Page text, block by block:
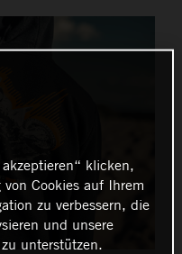
klicken,
Cookies auf Ihrem
zu verbessern, die
und unsere
unterstützen.